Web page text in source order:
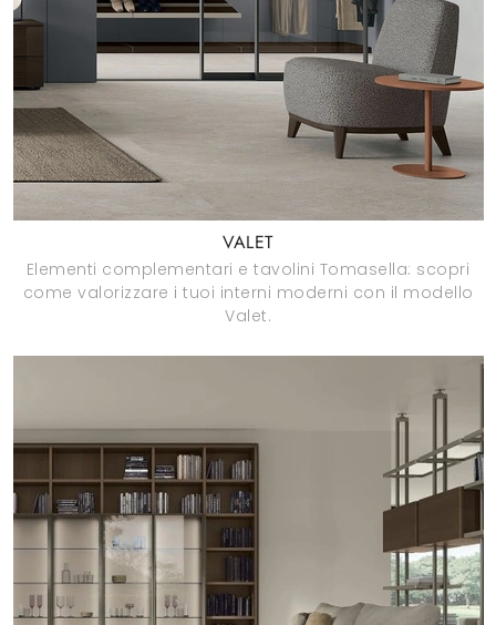
VALET
Elementi complementari e tavolini Tomasella: scopri
come valorizzare i tuoi interni moderni con il modello
Valet.